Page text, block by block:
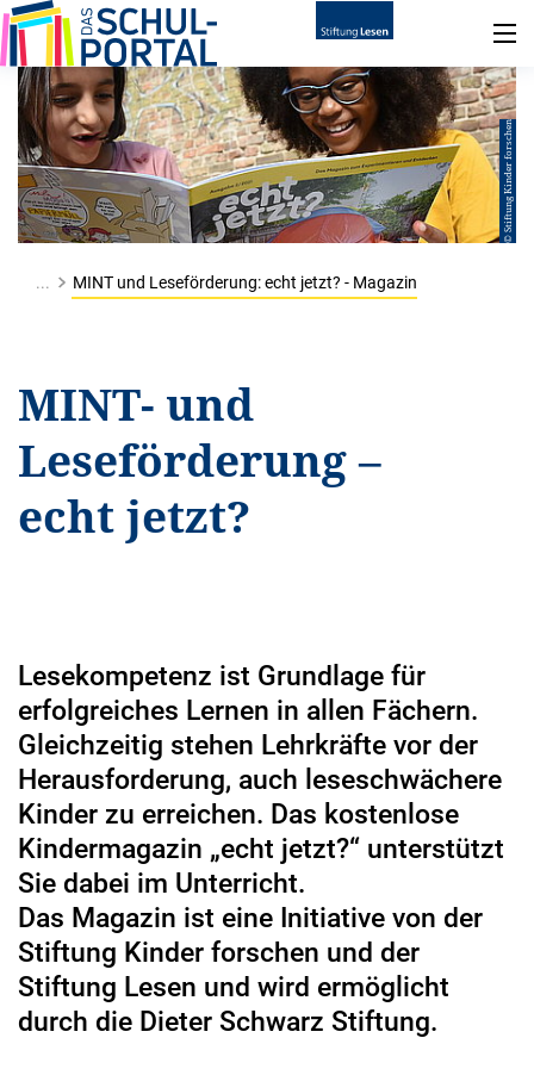
© Stiftung Kinder forschen
... MINT und Leseförderung: echt jetzt? - Magazin
MINT- und
Leseförderung –
echt jetzt?
Lesekompetenz ist Grundlage für
erfolgreiches Lernen in allen Fächern.
Gleichzeitig stehen Lehrkräfte vor der
Herausforderung, auch leseschwächere
Kinder zu erreichen. Das kostenlose
Kindermagazin „echt jetzt?“ unterstützt
Sie dabei im Unterricht.
Das Magazin ist eine Initiative von der
Stiftung Kinder forschen und der
Stiftung Lesen und wird ermöglicht
durch die Dieter Schwarz Stiftung.